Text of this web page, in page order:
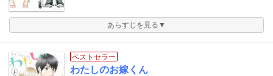
あらすじを見る▼
ベストセラー
わたしのお嫁くん